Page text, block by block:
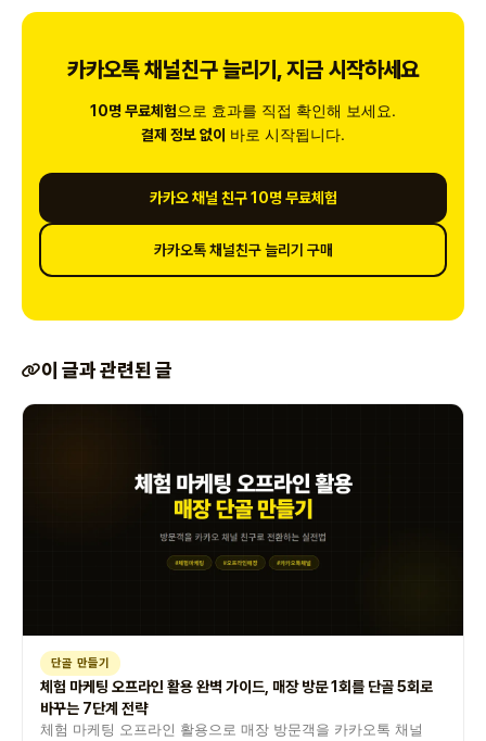
카카오톡 채널친구 늘리기, 지금 시작하세요
10명 무료체험으로 효과를 직접 확인해 보세요.
결제 정보 없이 바로 시작됩니다.
카카오 채널 친구 10명 무료체험
카카오톡 채널친구 늘리기 구매
이 글과 관련된 글
단골 만들기
체험 마케팅 오프라인 활용 완벽 가이드, 매장 방문 1회를 단골 5회로
바꾸는 7단계 전략
체험 마케팅 오프라인 활용으로 매장 방문객을 카카오톡 채널